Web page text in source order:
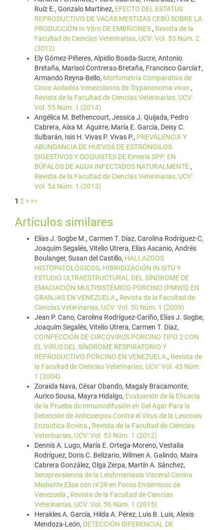
Ruíz E., Gonzalo Martínez, EFECTO DEL ESTATUS
REPRODUCTIVO DE VACAS MESTIZAS CEBÚ SOBRE LA
PRODUCCIÓN In Vitro DE EMBRIONES, Revista de la
Facultad de Ciencias Veterinarias, UCV: Vol. 53 Núm. 2
(2012)
Ely Gómez-Piñeres, Alpidio Boada-Sucre, Antonio
Bretaña, Marisol Contreras-Bretaña, Francisco García†,
Armando Reyna-Bello, Morfometría Comparativa de
Cinco Aislados Venezolanos de Trypanosoma vivax,
Revista de la Facultad de Ciencias Veterinarias, UCV:
Vol. 55 Núm. 1 (2014)
Angélica M. Bethencourt, Jessica J. Quijada, Pedro
Cabrera, Aixa M. Aguirre, María E. García, Deisy C.
Sulbarán, Isis H. Vivas P. Vivas P., PREVALENCIA Y
ABUNDANCIA DE HUEVOS DE ESTRÓNGILOS
DIGESTIVOS Y OOQUISTES DE Eimeria SPP. EN
BÚFALOS DE AGUA INFECTADOS NATURALMENTE,
Revista de la Facultad de Ciencias Veterinarias, UCV:
Vol. 54 Núm. 1 (2013)
1 2 > >>
Artículos similares
Elías J. Sogbe M., Carmen T. Díaz, Carolina Rodríguez-C,
Joaquim Segalés, Vitelio Utrera, Elías Ascanio, Andrés
Boulanger, Susan del Castillo, HALLAZGOS
HISTOPATOLÓGICOS, HIBRIDIZACIÓN IN SITU Y
ESTUDIO ULTRAESTRUCTURAL DEL SÍNDROME DE
EMACIACIÓN MULTISISTÉMICO PORCINO (PMWS) EN
GRANJAS EN VENEZUELA, Revista de la Facultad de
Ciencias Veterinarias, UCV: Vol. 50 Núm. 1 (2009)
Jean P. Cano, Carolina Rodríguez-Cariño, Elías J. Sogbe,
Joaquím Segalés, Vitelio Utrera, Carmen T. Díaz,
COINFECCIÓN DE CIRCOVIRUS PORCINO TIPO 2 CON
EL VIRUS DEL SÍNDROME RESPIRATORIO Y
REPRODUCTIVO PORCINO EN VENEZUELA, Revista de
la Facultad de Ciencias Veterinarias, UCV: Vol. 45 Núm.
1 (2004)
Zoraida Nava, César Obando, Magaly Bracamonte,
Aurico Sousa, Mayra Hidalgo, Evaluación de la Eficacia
de la Prueba de Inmunodifusión en Gel Agar Para la
Detección de Anticuerpos Contra el Virus de la Leucosis
Enzootica Bovina , Revista de la Facultad de Ciencias
Veterinarias, UCV: Vol. 53 Núm. 1 (2012)
Dennis A. Lugo, María E. Ortega-Moreno, Vestalia
Rodríguez, Doris C. Belizario, Wilmen A. Galindo, Maira
Cabrera González, Olga Zerpa, Martín A. Sánchez,
Seroprevalencia de la Leishmaniasis Visceral Canina
Mediante Elisa con rK39 en Focos Endémicos de
Venezuela , Revista de la Facultad de Ciencias
Veterinarias, UCV: Vol. 56 Núm. 1 (2015)
Herakles A. García, Hilda A. Pérez, Luis B. Luis, Alexis
Mendoza-León, DETECCIÓN DIFERENCIAL DE